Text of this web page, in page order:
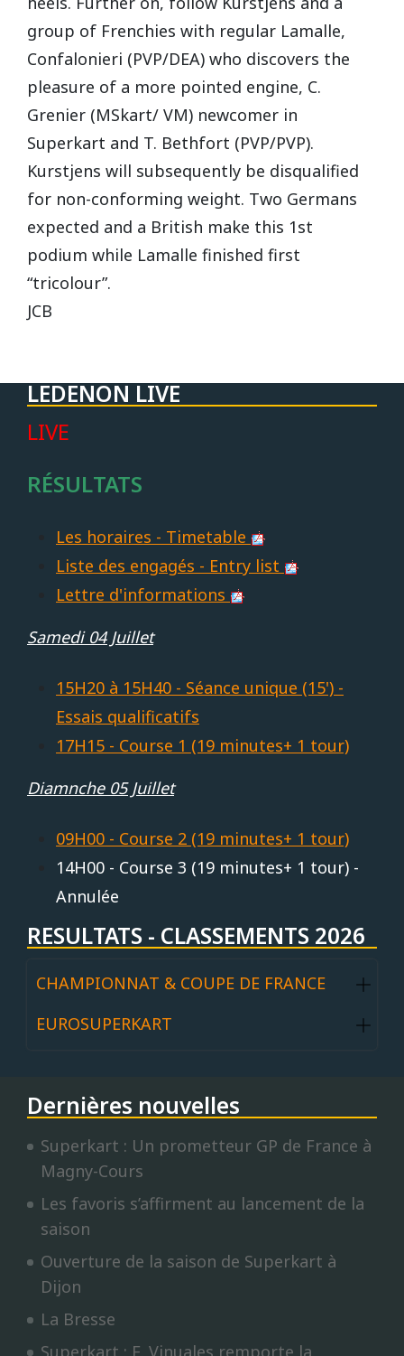
LEDENON LIVE
LIVE
RÉSULTATS
Les horaires - Timetable
Liste des engagés - Entry list
Lettre d'informations
Samedi 04 Juillet
15H20 à 15H40 - Séance unique (15') -
Essais qualificatifs
17H15 - Course 1 (19 minutes+ 1 tour)
Diamnche 05 Juillet
09H00 - Course 2 (19 minutes+ 1 tour)
14H00 - Course 3 (19 minutes+ 1 tour) -
Annulée
RESULTATS - CLASSEMENTS 2026
CHAMPIONNAT & COUPE DE FRANCE
EUROSUPERKART
group of Frenchies with regular Lamalle,
Confalonieri (PVP/DEA) who discovers the
pleasure of a more pointed engine, C.
Grenier (MSkart/ VM) newcomer in
Superkart and T. Bethfort (PVP/PVP).
Kurstjens will subsequently be disqualified
for non-conforming weight. Two Germans
expected and a British make this 1st
podium while Lamalle finished first
“tricolour”.
JCB
Dernières nouvelles
Superkart : Un prometteur GP de France à
Magny-Cours
Les favoris s’affirment au lancement de la
saison
Ouverture de la saison de Superkart à
Dijon
La Bresse
Superkart : E. Vinuales remporte la